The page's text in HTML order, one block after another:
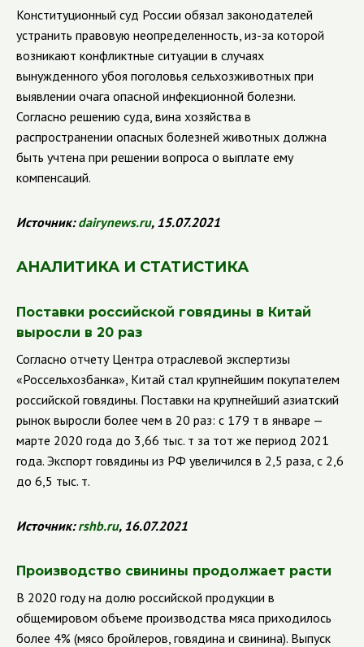
Конституционный суд России обязал законодателей
устранить правовую неопределенность, из-за которой
возникают конфликтные ситуации в случаях
вынужденного убоя поголовья сельхозживотных при
выявлении очага опасной инфекционной болезни.
Согласно решению суда, вина хозяйства в
распространении опасных болезней животных должна
быть учтена при решении вопроса о выплате ему
компенсаций.
Источник:dairynews.ru, 15.07.2021
АНАЛИТИКА И СТАТИСТИКА
Поставки российской говядины в Китай
выросли в 20 раз
Согласно отчету Центра отраслевой экспертизы
«Россельхозбанка», Китай стал крупнейшим покупателем
российской говядины. Поставки на крупнейший азиатский
рынок выросли более чем в 20 раз: с 179 т в январе —
марте 2020 года до 3,66 тыс. т за тот же период 2021
года. Экспорт говядины из РФ увеличился в 2,5 раза, с 2,6
до 6,5 тыс. т.
Источник:rshb.ru, 16.07.2021
Производство свинины продолжает расти
В 2020 году на долю российской продукции в
общемировом объеме производства мяса приходилось
более 4% (мясо бройлеров, говядина и свинина). Выпуск